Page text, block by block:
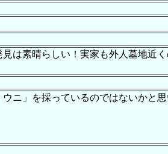
は素晴らしい！実家も外人墓地近
ニ」を採っているのではないかと思